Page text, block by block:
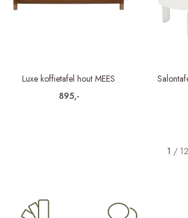
Luxe koffietafel hout MEES
895,-
1 / 12